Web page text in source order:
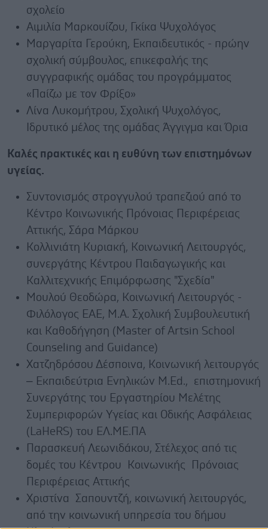
σχολείο
Αιμιλία Μαρκουίζου, Γκίκα Ψυχολόγος
Μαργαρίτα Γερούκη, Εκπαιδευτικός - πρώην
σχολική σύμβουλος, επικεφαλής της
συγγραφικής ομάδας του προγράμματος
«Παίζω με τον Φρίξο»
Λίνα Λυκομήτρου, Σχολική Ψυχολόγος,
Ιδρυτικό μέλος της ομάδας Άγγιγμα και Όρια
Καλές πρακτικές και η ευθύνη των επιστημόνων
υγείας.
Συντονισμός στρογγυλού τραπεζιού από το
Κέντρο Κοινωνικής Πρόνοιας Περιφέρειας
Αττικής, Σάρα Μάρκου
Κολλινιάτη Κυριακή, Κοινωνική Λειτουργός,
συνεργάτης Κέντρου Παιδαγωγικής και
Καλλιτεχνικής Επιμόρφωσης "Σχεδία"
Μουλού Θεοδώρα, Κοινωνική Λειτουργός -
Φιλόλογος ΕΑΕ, Μ.Α. Σχολική Συμβουλευτική
και Καθοδήγηση (Master of Artsin School
Counseling and Guidance)
Χατζηδρόσου Δέσποινα, Κοινωνική λειτουργός
– Εκπαιδεύτρια Ενηλικών Μ.Εd., επιστημονική
Συνεργάτης του Εργαστηρίου Μελέτης
Συμπεριφορών Υγείας και Οδικής Ασφάλειας
(LaHeRS) του ΕΛ.ΜΕ.ΠΑ
Παρασκευή Λεωνιδάκου, Στέλεχος από τις
δομές του Κέντρου Κοινωνικής Πρόνοιας
Περιφέρειας Αττικής
Χριστίνα Σαπουντζή, κοινωνική λειτουργός,
από την κοινωνική υπηρεσία του δήμου